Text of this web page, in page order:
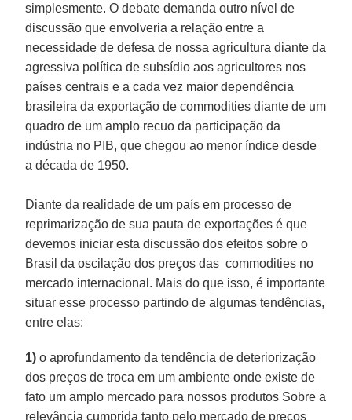
simplesmente. O debate demanda outro nível de
discussão que envolveria a relação entre a
necessidade de defesa de nossa agricultura diante da
agressiva política de subsídio aos agricultores nos
países centrais e a cada vez maior dependência
brasileira da exportação de commodities diante de um
quadro de um amplo recuo da participação da
indústria no PIB, que chegou ao menor índice desde
a década de 1950.
Diante da realidade de um país em processo de
reprimarização de sua pauta de exportações é que
devemos iniciar esta discussão dos efeitos sobre o
Brasil da oscilação dos preços das commodities no
mercado internacional. Mais do que isso, é importante
situar esse processo partindo de algumas tendências,
entre elas:
1) o aprofundamento da tendência de deteriorização
dos preços de troca em um ambiente onde existe de
fato um amplo mercado para nossos produtos Sobre a
relevância cumprida tanto pelo mercado de preços